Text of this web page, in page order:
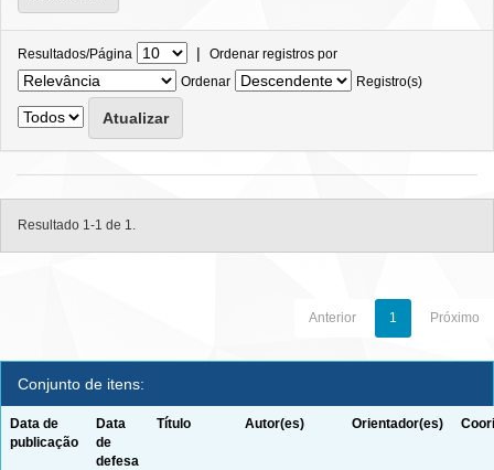
Resultados/Página | Ordenar registros por
Ordenar
Registro(s)
Resultado 1-1 de 1.
Anterior 1 Próximo
Conjunto de itens:
Data de
publicação
Data
de
defesa
Título Autor(es) Orientador(es)